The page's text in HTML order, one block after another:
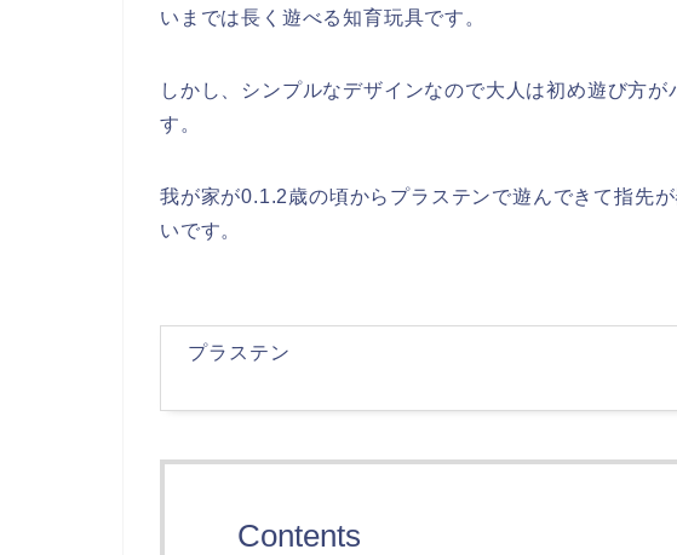
いまでは長く遊べる知育玩具です。
しかし、シンプルなデザインなので大人は初め遊び方が
す。
我が家が0.1.2歳の頃からプラステンで遊んできて指先
いです。
プラステン
Contents